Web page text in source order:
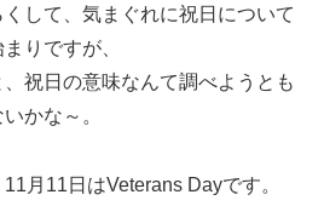
して、気まぐれに祝日について
りですが、
祝日の意味なんて調べようとも
かな～。
月11日はVeterans Dayです。